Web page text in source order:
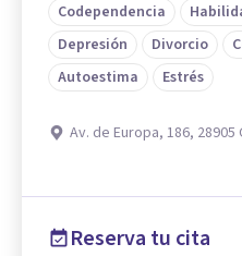
Codependencia
Depresión
Divorcio
Autoestima
Estrés
Av. de Europa, 186,
Reserva tu cita